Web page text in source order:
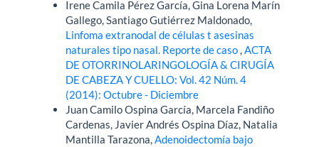
Irene Camila Pérez García, Gina Lorena Marín
Gallego, Santiago Gutiérrez Maldonado,
Linfoma extranodal de células t asesinas
naturales tipo nasal. Reporte de caso,ACTA
DE OTORRINOLARINGOLOGÍA & CIRUGÍA
DE CABEZA Y CUELLO: Vol. 42 Núm. 4
(2014): Octubre - Diciembre
Juan Camilo Ospina García, Marcela Fandiño
Cardenas, Javier Andrés Ospina Díaz, Natalia
Mantilla Tarazona,Adenoidectomía bajo